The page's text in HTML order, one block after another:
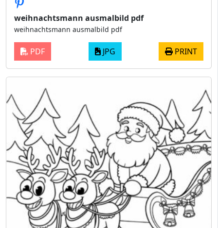
weihnachtsmann ausmalbild pdf
weihnachtsmann ausmalbild pdf
PDF JPG PRINT